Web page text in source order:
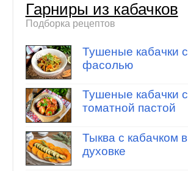
Гарниры из кабачков
Подборка рецептов
Тушеные кабачки с
фасолью
Тушеные кабачки с
томатной пастой
Тыква с кабачком в
духовке